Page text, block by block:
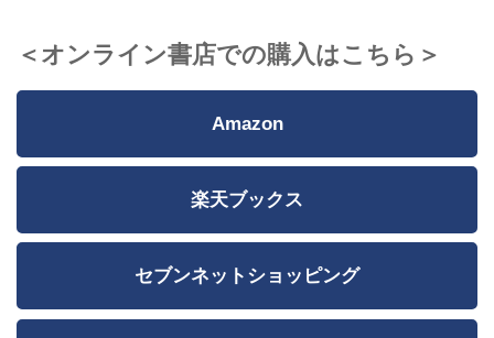
＜オンライン書店での購入はこちら＞
Amazon
楽天ブックス
セブンネットショッピング